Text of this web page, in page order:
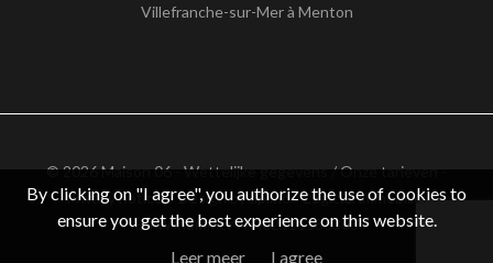
Villefranche-sur-Mer à Menton
© 2026 Maison 06 -Wettelijke gegevens / Onze tarieven-
Privacy notice– Design byapimo™ Logiciel immobilier
BTW-nummer : FR62511186363
By clicking on "I agree", you authorize the use of cookies to
ensure you get the best experience on this website.
Leer meer
I agree